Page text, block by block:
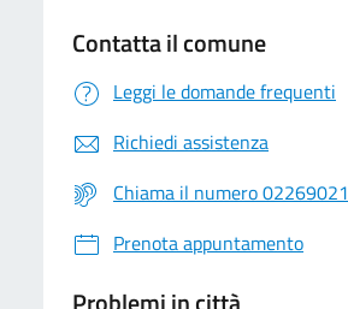
Contatta il comune
Leggi le domande frequenti
Richiedi assistenza
Chiama il numero 02269021
Prenota appuntamento